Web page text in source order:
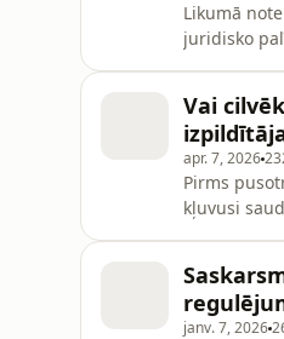
Likumā
juridisko
Vai
apr. 7, 2026
Pirms
kļuvusi
tiesu
janv. 7, 2026